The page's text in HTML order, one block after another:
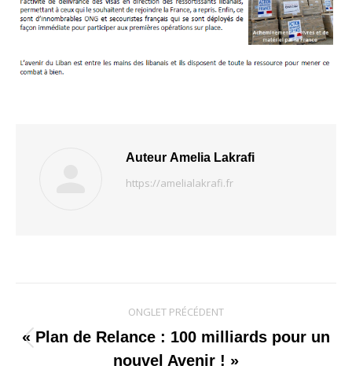
Auteur Amelia Lakrafi
https://amelialakrafi.fr
de
commentaire
ONGLET PRÉCÉDENT
Onglet
précédent
« Plan de Relance : 100 milliards pour un
nouvel Avenir ! »